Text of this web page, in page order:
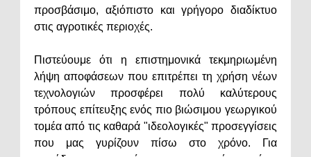
προσβάσιμο, αξιόπιστο και γρήγορο διαδίκτυο
στις αγροτικές περιοχές.
Πιστεύουμε ότι η επιστημονικά τεκμηριωμένη
λήψη αποφάσεων που επιτρέπει τη χρήση νέων
τεχνολογιών προσφέρει πολύ καλύτερους
τρόπους επίτευξης ενός πιο βιώσιμου γεωργικού
τομέα από τις καθαρά "ιδεολογικές" προσεγγίσεις
που μας γυρίζουν πίσω στο χρόνο. Για